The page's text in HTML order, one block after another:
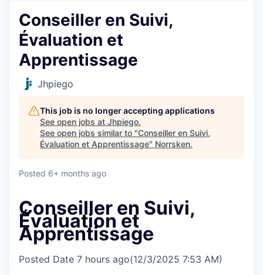
Conseiller en Suivi,
Évaluation et
Apprentissage
Jhpiego
This job is no longer accepting applications
See open jobs at Jhpiego.
See open jobs similar to "Conseiller en Suivi,
Évaluation et Apprentissage" Norrsken.
Posted 6+ months ago
Conseiller en Suivi,
Évaluation et
Apprentissage
Posted Date 7 hours ago(12/3/2025 7:53 AM)